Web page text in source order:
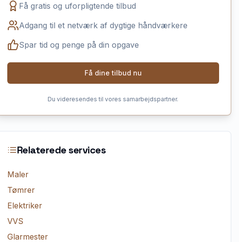
Få gratis og uforpligtende tilbud
Adgang til et netværk af dygtige håndværkere
Spar tid og penge på din opgave
Få dine tilbud nu
Du videresendes til vores samarbejdspartner.
Relaterede services
Maler
Tømrer
Elektriker
VVS
Glarmester